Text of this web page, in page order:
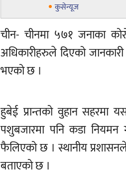
कुसेन्यूज
चीन- चीनमा ५७१ जनाका
अधिकारीहरुले दिएको
भएको छ ।
हुबेई प्रान्तको वुहान सहरमा
पशुबजारमा पनि कडा नियमन
फैलिएको छ । स्थानीय
बताएको छ ।